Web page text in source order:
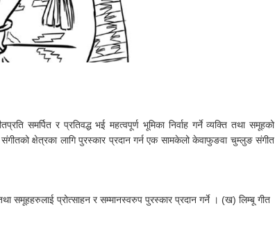
समर्पित र प्रतिवद्ध भई महत्वपूर्ण भूमिका निर्वाह गर्ने व्यक्ति तथा समूहको
क्षेत्रका लागि पुरस्कार प्रदान गर्न एक सामकेलो केवाफुङवा चुम्लुङ संगीत
समूहहरुलाई प्रोत्साहन र सम्मानस्वरुप पुरस्कार प्रदान गर्ने । (ख) लिम्बू गीत